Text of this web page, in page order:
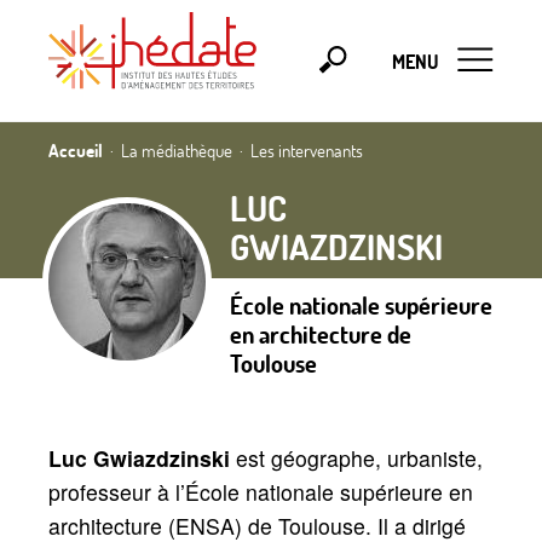
MENU
Accueil La médiathèque Les intervenants
LUC
GWIAZDZINSKI
École nationale supérieure
en architecture de
Toulouse
Luc Gwiazdzinski est géographe, urbaniste,
professeur à l’École nationale supérieure en
architecture (ENSA) de Toulouse. Il a dirigé